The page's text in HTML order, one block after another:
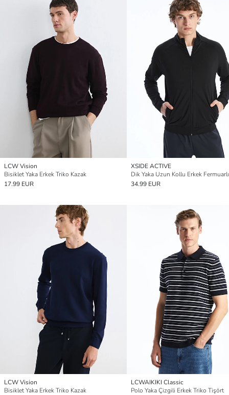
LCW Vision
Bisiklet Yaka Erkek Triko Kazak
17.99 EUR
XSIDE ACTIVE
34.99 EUR
LCW Vision
Bisiklet Yaka Erkek Triko Kazak
LCWAIKIKI Classic
Polo Yaka Çizgili Erkek Triko Tişört